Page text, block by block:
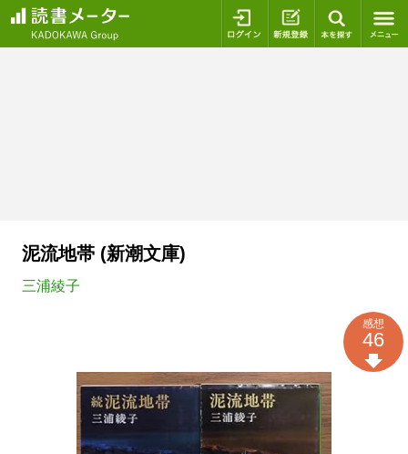
ログイン 新規登録
泥流地帯 (新潮文庫)
三浦綾子
感想
46